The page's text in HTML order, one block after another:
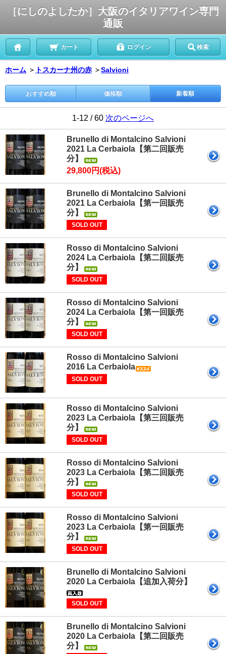
［にしのよしたか］大阪のイタリアワイン専門
通販
カート ログイン 検索
ホーム ＞ トスカーナ州の赤 ＞Salvioni
おすすめ順 価格順 新着順
1-12 / 60 次のページへ
Brunello di Montalcino Salvioni
2021 La Cerbaiola【第二回販売
分】
29,800円(税込)
Brunello di Montalcino Salvioni
2021 La Cerbaiola【第一回販売
分】
SOLD OUT
Rosso di Montalcino Salvioni
2024 La Cerbaiola【第二回販売
分】
SOLD OUT
Rosso di Montalcino Salvioni
2024 La Cerbaiola【第一回販売
分】
SOLD OUT
Rosso di Montalcino Salvioni
2016 La Cerbaiola
SOLD OUT
Rosso di Montalcino Salvioni
2023 La Cerbaiola【第三回販売
分】
SOLD OUT
Rosso di Montalcino Salvioni
2023 La Cerbaiola【第二回販売
分】
SOLD OUT
Rosso di Montalcino Salvioni
2023 La Cerbaiola【第一回販売
分】
SOLD OUT
Brunello di Montalcino Salvioni
2020 La Cerbaiola【追加入荷分】
SOLD OUT
Brunello di Montalcino Salvioni
2020 La Cerbaiola【第二回販売
分】